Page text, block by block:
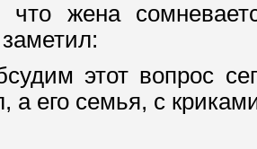
этот вопрос
а его семья, с